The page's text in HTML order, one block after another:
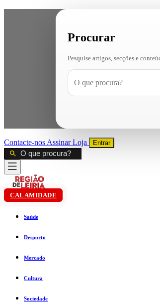
Procurar
Pesquise artigos, secções e
Contacte-nos AssinarLoja Entrar
CALAMIDADE
Saúde
Desporto
Mercado
Cultura
Sociedade